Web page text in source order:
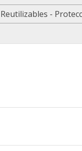
Reutilizables -